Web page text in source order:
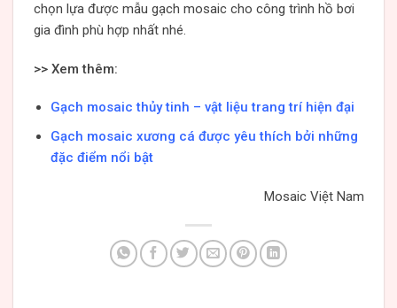
chọn lựa được mẫu gạch mosaic cho công trình hồ bơi
gia đình phù hợp nhất nhé.
>> Xem thêm:
Gạch mosaic thủy tinh – vật liệu trang trí hiện đại
Gạch mosaic xương cá được yêu thích bởi những
đặc điểm nổi bật
Mosaic Việt Nam